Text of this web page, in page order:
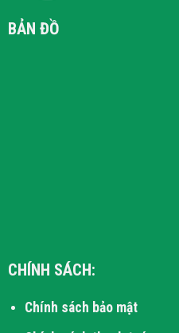
BẢN ĐỒ
CHÍNH SÁCH:
Chính sách bảo mật